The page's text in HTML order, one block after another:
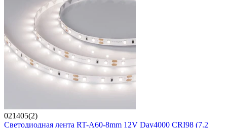
021405(2)
Светодиодная лента RT-A60-8mm 12V Day4000 CRI98 (7.2